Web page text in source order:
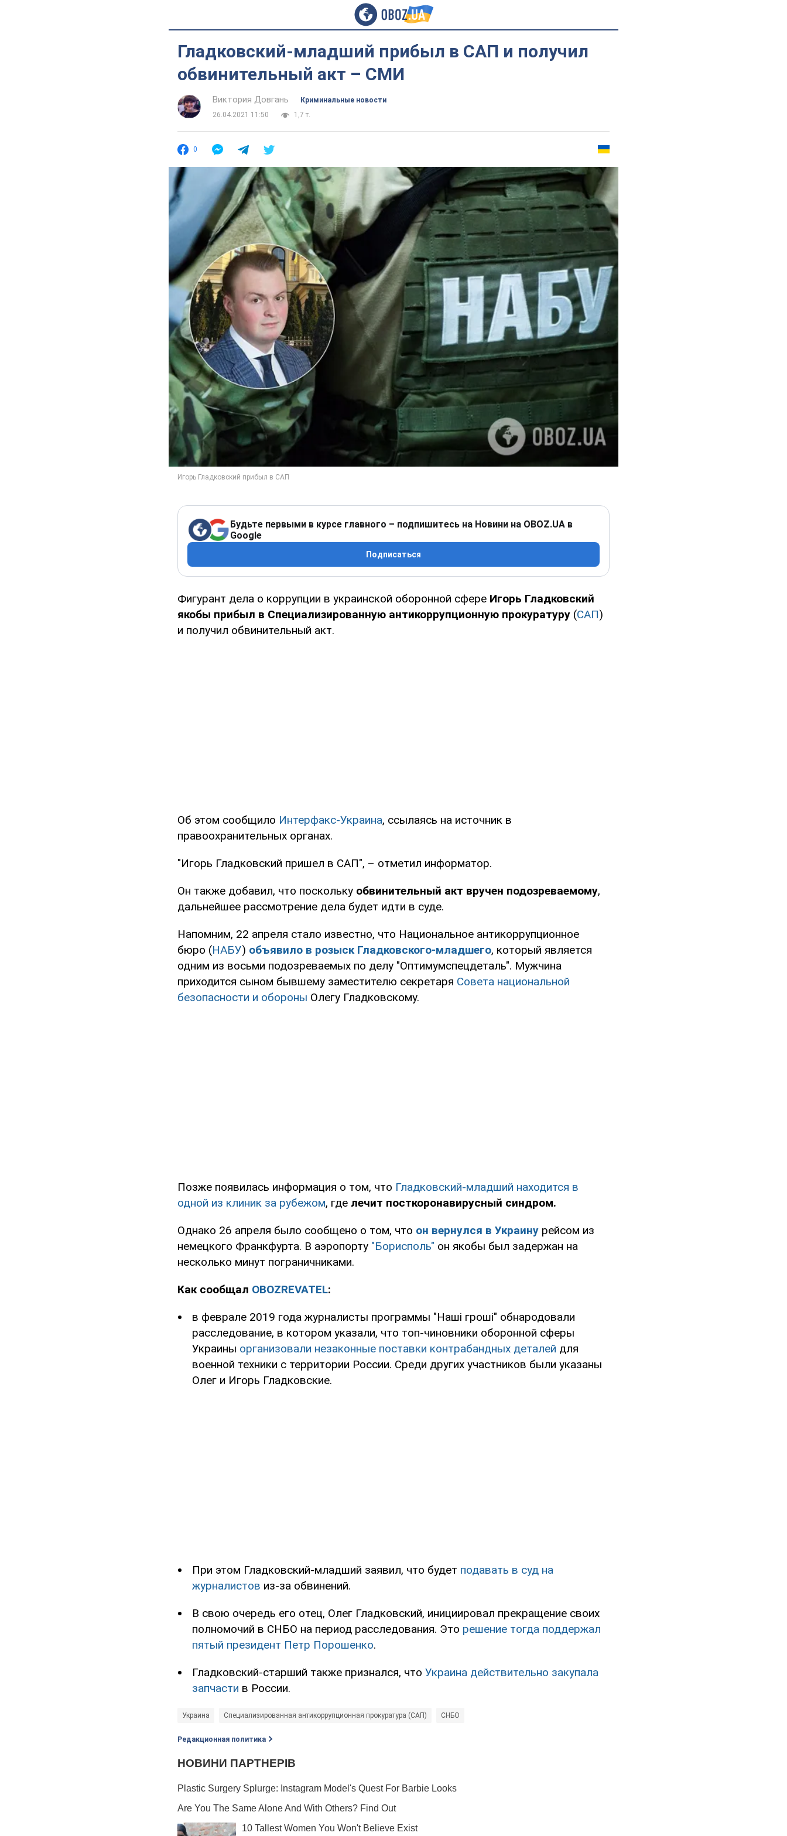
Гладковский-младший прибыл в САП и получил
обвинительный акт – СМИ
Виктория Довгань
Криминальные новости
26.04.2021 11:50
1,7 т.
0
Будьте первыми в курсе главного – подпишитесь на Новини на OBOZ.UA в
Google
Подписаться
Фигурант дела о коррупции в украинской оборонной сфере Игорь Гладковский
якобы прибыл в Специализированную антикоррупционную прокуратуру (САП)
и получил обвинительный акт.
Об этом сообщило Интерфакс-Украина, ссылаясь на источник в
правоохранительных органах.
"Игорь Гладковский пришел в САП", – отметил информатор.
Он также добавил, что поскольку обвинительный акт вручен подозреваемому,
дальнейшее рассмотрение дела будет идти в суде.
Напомним, 22 апреля стало известно, что Национальное антикоррупционное
бюро (НАБУ) объявило в розыск Гладковского-младшего, который является
одним из восьми подозреваемых по делу "Оптимумспецдеталь". Мужчина
приходится сыном бывшему заместителю секретаря Совета национальной
безопасности и обороны Олегу Гладковскому.
Позже появилась информация о том, что Гладковский-младший находится в
одной из клиник за рубежом, где лечит посткоронавирусный синдром.
Однако 26 апреля было сообщено о том, что он вернулся в Украину рейсом из
немецкого Франкфурта. В аэропорту "Борисполь" он якобы был задержан на
несколько минут пограничниками.
Как сообщал OBOZREVATEL:
в феврале 2019 года журналисты программы "Наші гроші" обнародовали
расследование, в котором указали, что топ-чиновники оборонной сферы
Украины организовали незаконные поставки контрабандных деталей для
военной техники с территории России. Среди других участников были указаны
Олег и Игорь Гладковские.
При этом Гладковский-младший заявил, что будет подавать в суд на
журналистов из-за обвинений.
В свою очередь его отец, Олег Гладковский, инициировал прекращение своих
полномочий в СНБО на период расследования. Это решение тогда поддержал
пятый президент Петр Порошенко.
Гладковский-старший также признался, что Украина действительно закупала
запчасти в России.
Украина Специализированная антикоррупционная прокуратура (САП) СНБО
Редакционная политика